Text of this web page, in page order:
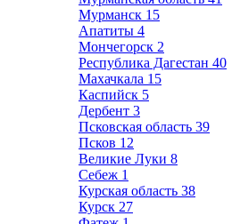
Мурманск 15
Апатиты 4
Мончегорск 2
Республика Дагестан 40
Махачкала 15
Каспийск 5
Дербент 3
Псковская область 39
Псков 12
Великие Луки 8
Себеж 1
Курская область 38
Курск 27